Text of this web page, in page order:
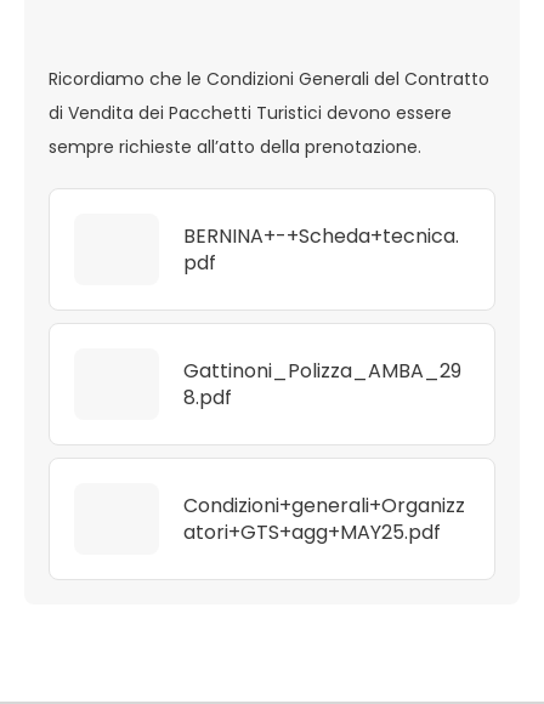
Ricordiamo che le Condizioni Generali del Contratto
di Vendita dei Pacchetti Turistici devono essere
sempre richieste all’atto della prenotazione.
BERNINA+-+Scheda+tecnica.
pdf
Gattinoni_Polizza_AMBA_29
8.pdf
Condizioni+generali+Organizz
atori+GTS+agg+MAY25.pdf